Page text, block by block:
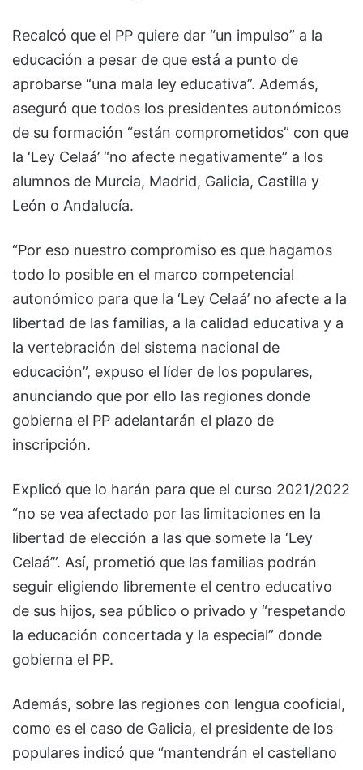
Recalcó que el PP quiere dar “un impulso” a la
educación a pesar de que está a punto de
aprobarse “una mala ley educativa”. Además,
aseguró que todos los presidentes autonómicos
de su formación “están comprometidos” con que
la ‘Ley Celaá’ “no afecte negativamente” a los
alumnos de Murcia, Madrid, Galicia, Castilla y
León o Andalucía.
“Por eso nuestro compromiso es que hagamos
todo lo posible en el marco competencial
autonómico para que la ‘Ley Celaá’ no afecte a la
libertad de las familias, a la calidad educativa y a
la vertebración del sistema nacional de
educación”, expuso el líder de los populares,
anunciando que por ello las regiones donde
gobierna el PP adelantarán el plazo de
inscripción.
Explicó que lo harán para que el curso 2021/2022
“no se vea afectado por las limitaciones en la
libertad de elección a las que somete la ‘Ley
Celaá’”. Así, prometió que las familias podrán
seguir eligiendo libremente el centro educativo
de sus hijos, sea público o privado y “respetando
la educación concertada y la especial” donde
gobierna el PP.
Además, sobre las regiones con lengua cooficial,
como es el caso de Galicia, el presidente de los
populares indicó que “mantendrán el castellano